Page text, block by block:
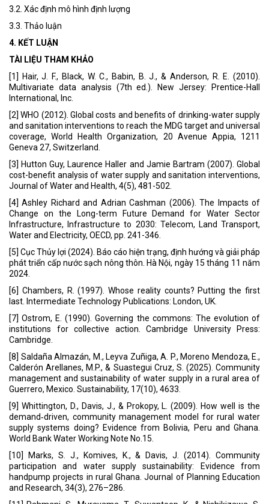
3.2. Xác định mô hình định lượng
3.3. Thảo luận
4. KẾT LUẬN
TÀI LIỆU THAM KHẢO
[1] Hair, J. F., Black, W. C., Babin, B. J., & Anderson, R. E. (2010).
Multivariate data analysis (7th ed.). New Jersey: Prentice-Hall
International, Inc.
[2] WHO (2012). Global costs and benefits of drinking-water supply
and sanitation interventions to reach the MDG target and universal
coverage, World Health Organization, 20 Avenue Appia, 1211
Geneva 27, Switzerland.
[3] Hutton Guy, Laurence Haller and Jamie Bartram (2007). Global
cost-benefit analysis of water supply and sanitation interventions,
Journal of Water and Health, 4(5), 481-502.
[4] Ashley Richard and Adrian Cashman (2006). The Impacts of
Change on the Long-term Future Demand for Water Sector
Infrastructure, Infrastructure to 2030: Telecom, Land Transport,
Water and Electricity, OECD, pp. 241-346.
[5] Cục Thủy lợi (2024). Báo cáo hiện trạng, định hướng và giải pháp
phát triển cấp nước sạch nông thôn. Hà Nội, ngày 15 tháng 11 năm
2024.
[6] Chambers, R. (1997). Whose reality counts? Putting the first
last. Intermediate Technology Publications: London, UK.
[7] Ostrom, E. (1990). Governing the commons: The evolution of
institutions for collective action. Cambridge University Press:
Cambridge.
[8] Saldaña Almazán, M., Leyva Zuñiga, A. P., Moreno Mendoza, E.,
Calderón Arellanes, M.P., & Suastegui Cruz, S. (2025). Community
management and sustainability of water supply in a rural area of
Guerrero, Mexico. Sustainability, 17(10), 4633.
[9] Whittington, D., Davis, J., & Prokopy, L. (2009). How well is the
demand‑driven, community management model for rural water
supply systems doing? Evidence from Bolivia, Peru and Ghana.
World Bank Water Working Note No.15.
[10] Marks, S. J., Komives, K., & Davis, J. (2014). Community
participation and water supply sustainability: Evidence from
handpump projects in rural Ghana. Journal of Planning Education
and Research, 34(3), 276–286.